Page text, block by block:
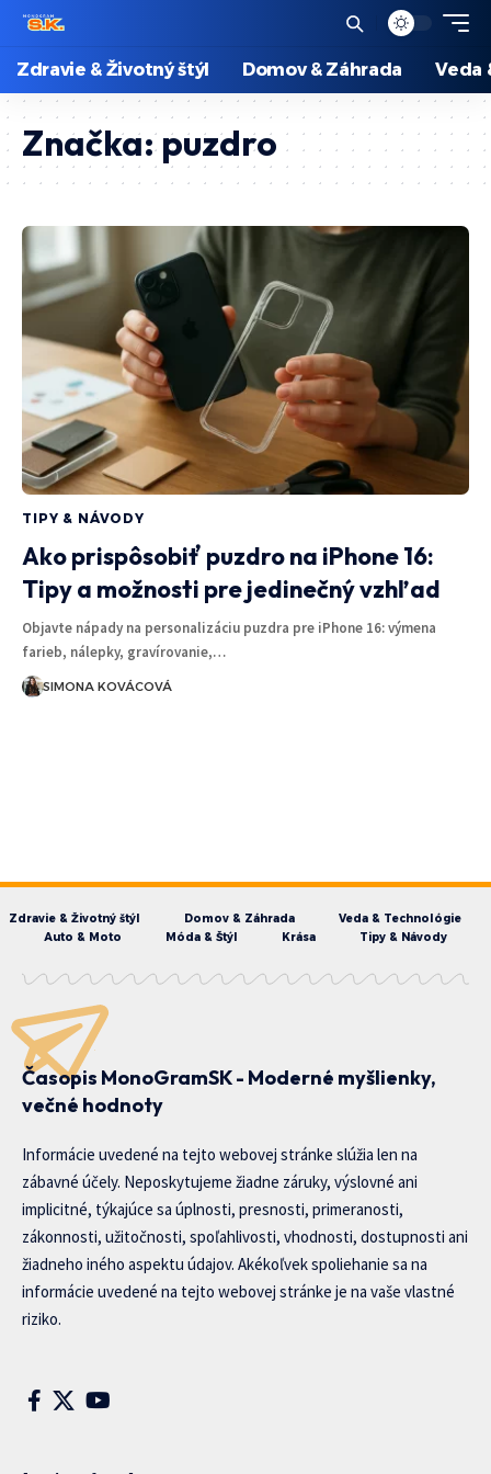
Zdravie & Životný štýl Domov & Záhrada Veda
Značka:puzdro
TIPY & NÁVODY
Ako prispôsobiť puzdro na iPhone 16:
Tipy a možnosti pre jedinečný vzhľad
Objavte nápady na personalizáciu puzdra pre iPhone 16: výmena
farieb, nálepky, gravírovanie,…
SIMONA KOVÁCOVÁ
Zdravie & Životný štýl Domov & Záhrada
Veda & Technológie
Auto & Moto
Móda & Štýl Krása Tipy & Návody
Časopis MonoGramSK - Moderné myšlienky,
večné hodnoty
Informácie uvedené na tejto webovej stránke slúžia len na
zábavné účely. Neposkytujeme žiadne záruky, výslovné ani
implicitné, týkajúce sa úplnosti, presnosti, primeranosti,
zákonnosti, užitočnosti, spoľahlivosti, vhodnosti, dostupnosti ani
žiadneho iného aspektu údajov. Akékoľvek spoliehanie sa na
informácie uvedené na tejto webovej stránke je na vaše vlastné
riziko.